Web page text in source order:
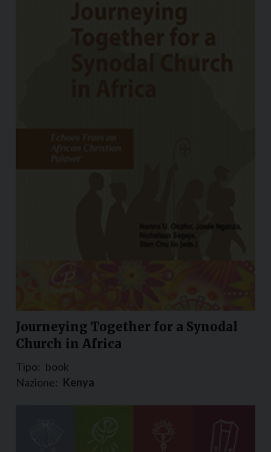
Journeying Together for a Synodal
Church in Africa
Tipo: book
Nazione: Kenya